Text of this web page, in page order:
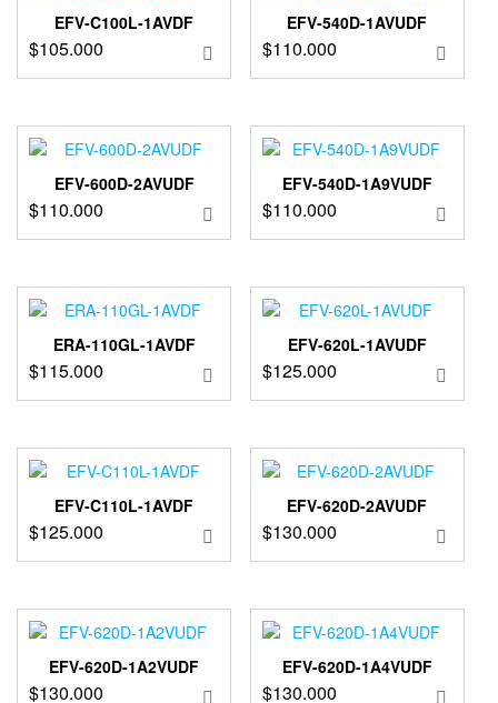
EFV-C100L-1AVDF
$105.000
EFV-540D-1AVUDF
$110.000
EFV-600D-2AVUDF
$110.000
EFV-540D-1A9VUDF
$110.000
ERA-110GL-1AVDF
$115.000
EFV-620L-1AVUDF
$125.000
EFV-C110L-1AVDF
$125.000
EFV-620D-2AVUDF
$130.000
EFV-620D-1A2VUDF
$130.000
EFV-620D-1A4VUDF
$130.000